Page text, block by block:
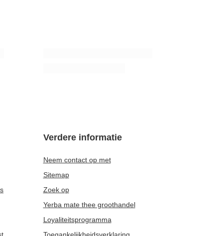
Verdere informatie
Neem contact op met
Sitemap
Zoek op
Yerba mate thee groothandel
Loyaliteitsprogramma